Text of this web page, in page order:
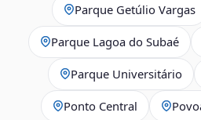
Parque Getúlio Vargas
Parque Lagoa do Subaé
Parque Universitário
Ponto Central